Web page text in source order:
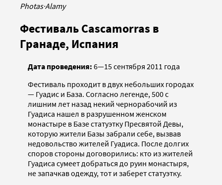
Photas·Alamy
Фестиваль Cascamorras в
Гранаде, Испания
Дата проведения: 6—15 сентября 2011 года
Фестиваль проходит в двух небольших городах
— Гуадис и База. Согласно легенде, 500 с
лишним лет назад некий чернорабочий из
Гуадиса нашел в разрушенном женском
монастыре в Базе статуэтку Пресвятой Девы,
которую жители Базы забрали себе, вызвав
недовольство жителей Гуадиса. После долгих
споров стороны договорились: кто из жителей
Гуадиса сумеет добраться до руин монастыря,
не запачкав одежду, тот и заберет статуэтку.